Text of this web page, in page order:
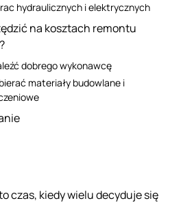
hydraulicznych i elektrycznych
na kosztach remontu
dobrego wykonawcę
materiały budowlane i
czas, kiedy wielu decyduje się